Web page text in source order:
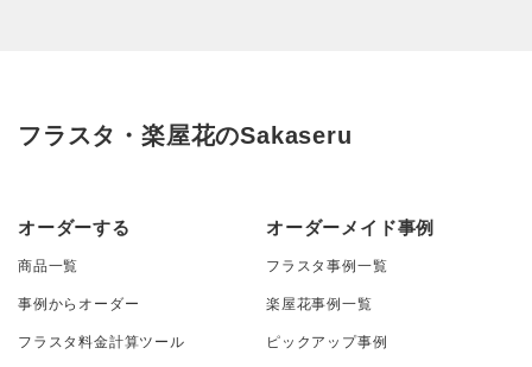
フラスタ・楽屋花のSakaseru
オーダーする
商品一覧
事例からオーダー
フラスタ料金計算ツール
オーダーメイド事例
フラスタ事例一覧
楽屋花事例一覧
ピックアップ事例